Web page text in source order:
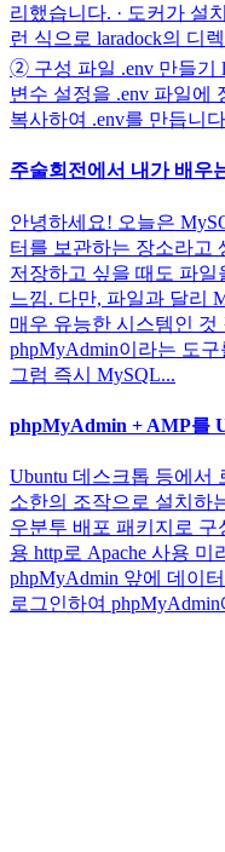
리했습니다. · 도커가 설
런 식으로 laradock의 디
➁ 구성 파일 .env 만들기
변수 설정을 .env 파일에
복사하여 .env를 만듭니
주술회전에서 내가 배우
안녕하세요! 오늘은
터를 보관하는 장소라고
저장하고 싶을 때도 파일
느낌. 다만, 파일과 달리
매우 유능한 시스템인
phpMyAdmin이라는 도
그럼 즉시 MySQL...
phpMyAdmin + AMP를
Ubuntu 데스크톱 등에서
소한의 조작으로 설치하
우분투 배포 패키지로
용 http로 Apache 사용
phpMyAdmin 앞에 데이
로그인하여